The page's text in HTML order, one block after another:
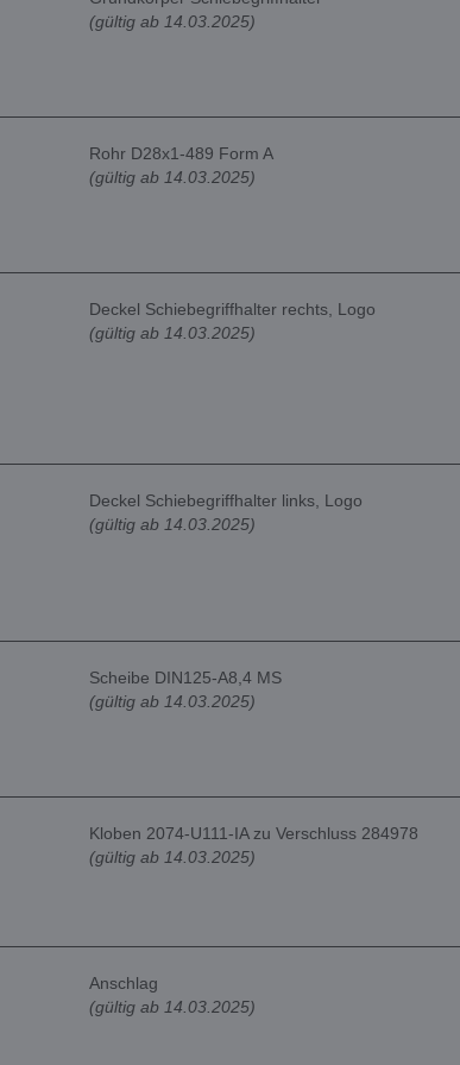
(gültig ab 14.03.2025)
Rohr D28x1-489 Form A
(gültig ab 14.03.2025)
Deckel Schiebegriffhalter rechts, Logo
(gültig ab 14.03.2025)
Deckel Schiebegriffhalter links, Logo
(gültig ab 14.03.2025)
Scheibe DIN125-A8,4 MS
(gültig ab 14.03.2025)
Kloben 2074-U111-IA zu Verschluss 284978
(gültig ab 14.03.2025)
Anschlag
(gültig ab 14.03.2025)